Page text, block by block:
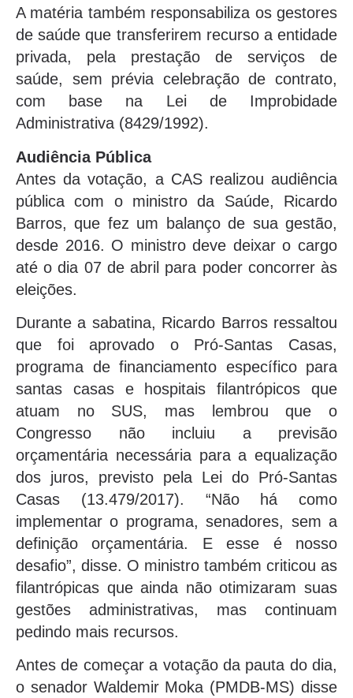
A matéria também responsabiliza os gestores
de saúde que transferirem recurso a entidade
privada, pela prestação de serviços de
saúde, sem prévia celebração de contrato,
com base na Lei de Improbidade
Administrativa (8429/1992).
Audiência Pública
Antes da votação, a CAS realizou audiência
pública com o ministro da Saúde, Ricardo
Barros, que fez um balanço de sua gestão,
desde 2016. O ministro deve deixar o cargo
até o dia 07 de abril para poder concorrer às
eleições.
Durante a sabatina, Ricardo Barros ressaltou
que foi aprovado o Pró-Santas Casas,
programa de financiamento específico para
santas casas e hospitais filantrópicos que
atuam no SUS, mas lembrou que o
Congresso não incluiu a previsão
orçamentária necessária para a equalização
dos juros, previsto pela Lei do Pró-Santas
Casas (13.479/2017). “Não há como
implementar o programa, senadores, sem a
definição orçamentária. E esse é nosso
desafio”, disse. O ministro também criticou as
filantrópicas que ainda não otimizaram suas
gestões administrativas, mas continuam
pedindo mais recursos.
Antes de começar a votação da pauta do dia,
o senador Waldemir Moka (PMDB-MS) disse